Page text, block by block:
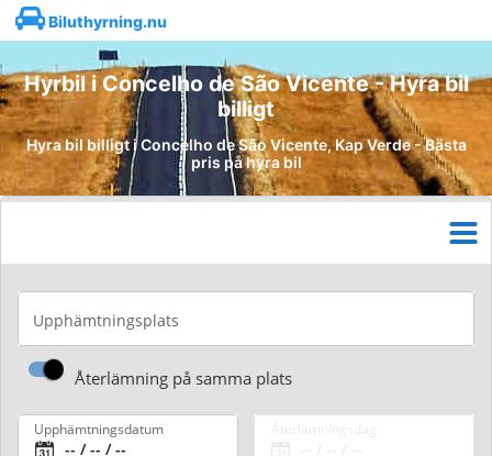
Biluthyrning.nu
Hyrbil i Concelho de São Vicente - Hyra bil
billigt
Hyra bil billigt i Concelho de São Vicente, Kap Verde - Bästa
pris på hyra bil
Upphämtningsplats
Återlämning på samma plats
Upphämtningsdatum